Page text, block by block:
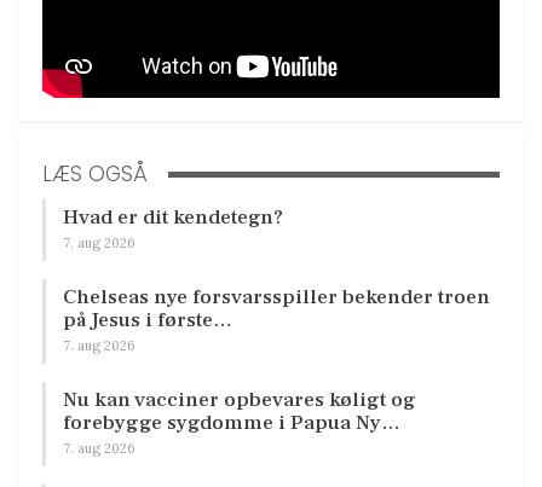
LÆS OGSÅ
Hvad er dit kendetegn?
7. aug 2026
Chelseas nye forsvarsspiller bekender troen
på Jesus i første…
7. aug 2026
Nu kan vacciner opbevares køligt og
forebygge sygdomme i Papua Ny…
7. aug 2026